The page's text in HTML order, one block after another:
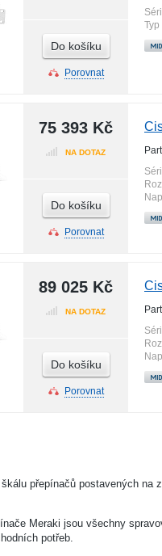
Do košíku
Porovnat
75 393 Kč
NA DOTAZ
Do košíku
Porovnat
89 025 Kč
NA DOTAZ
Do košíku
Porovnat
přepínačů postavených na
Meraki jsou všechny
potřeb.